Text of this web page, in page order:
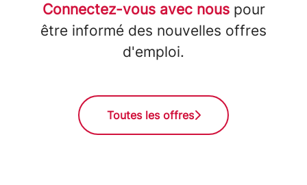
Connectez-vous avec nouspour
être informé des nouvelles offres
d'emploi.
Toutes les offres